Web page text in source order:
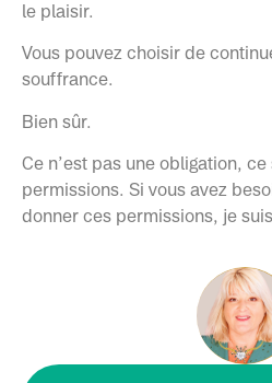
le plaisir.
Vous pouvez choisir de
souffrance.
Bien sûr.
Ce n’est pas une obligation,
permissions. Si vous avez
donner ces permissions, je